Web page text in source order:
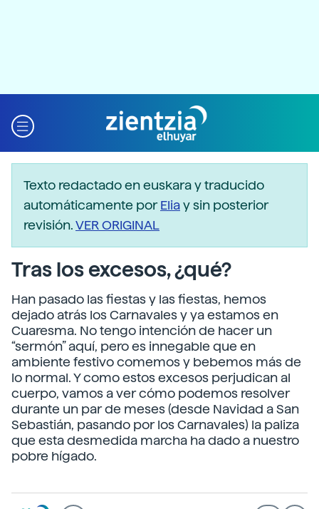
Texto redactado en euskara y traducido
automáticamente porEliay sin posterior
revisión.VER ORIGINAL
Tras los excesos, ¿qué?
Han pasado las fiestas y las fiestas, hemos
dejado atrás los Carnavales y ya estamos en
Cuaresma. No tengo intención de hacer un
“sermón” aquí, pero es innegable que en
ambiente festivo comemos y bebemos más de
lo normal. Y como estos excesos perjudican al
cuerpo, vamos a ver cómo podemos resolver
durante un par de meses (desde Navidad a San
Sebastián, pasando por los Carnavales) la paliza
que esta desmedida marcha ha dado a nuestro
pobre hígado.